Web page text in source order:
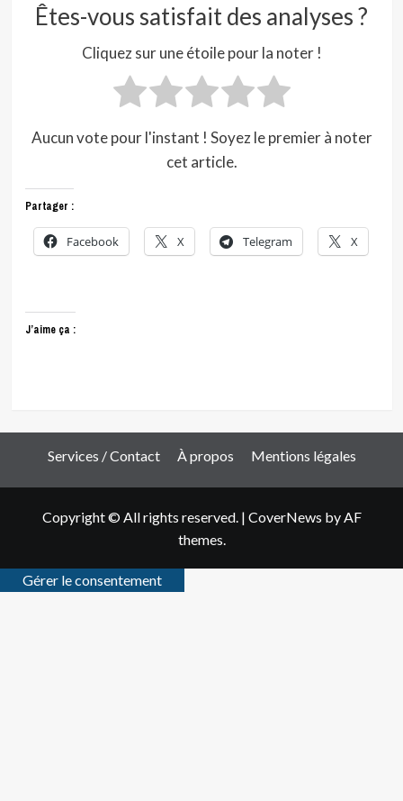
Êtes-vous satisfait des analyses ?
Cliquez sur une étoile pour la noter !
Aucun vote pour l'instant ! Soyez le premier à noter
cet article.
Partager :
Facebook X Telegram X
J’aime ça :
Services / Contact À propos Mentions légales
Copyright © All rights reserved. | CoverNews by AF
themes.
Gérer le consentement